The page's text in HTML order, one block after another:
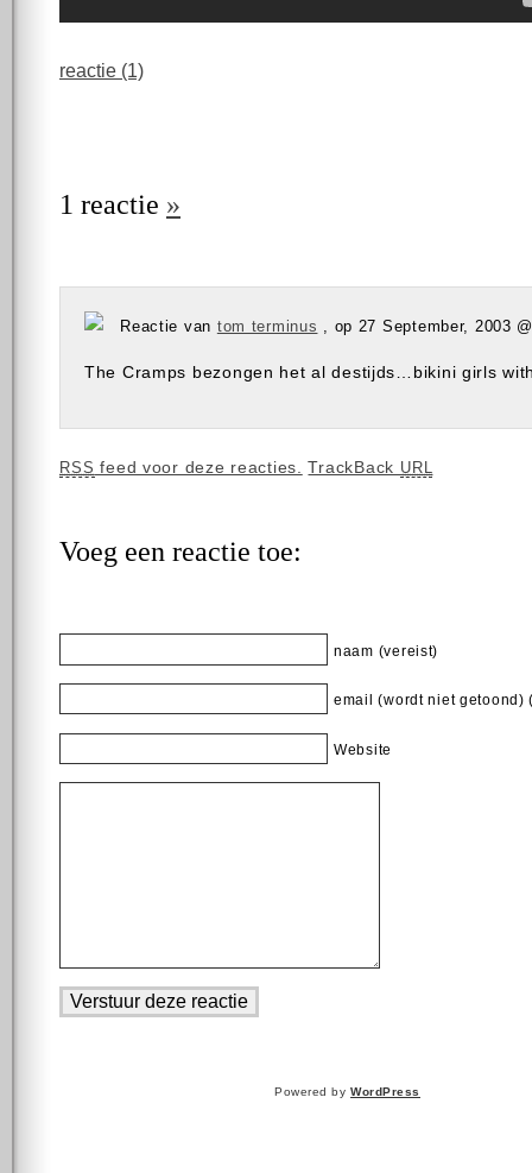
reactie (1)
1 reactie »
Reactie van tom terminus , op 27 September, 2003
The Cramps bezongen het al destijds…bikini girls
RSS feed voor deze reacties. TrackBack URL
Voeg een reactie toe:
naam (vereist)
email (wordt niet getoond)
Website
Powered byWordPress